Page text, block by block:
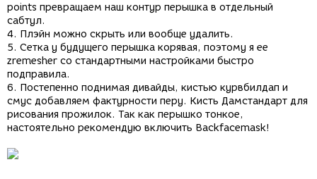
points превращаем наш контур перышка в отдельный
сабтул.
4. Плэйн можно скрыть или вообще удалить.
5. Сетка у будущего перышка корявая, поэтому я ее
zremesher со стандартными настройками быстро
подправила.
6. Постепенно поднимая дивайды, кистью курвбилдап и
смус добавляем фактурности перу. Кисть Дамстандарт для
рисования прожилок. Так как перышко тонкое,
настоятельно рекомендую включить Backfacemask!